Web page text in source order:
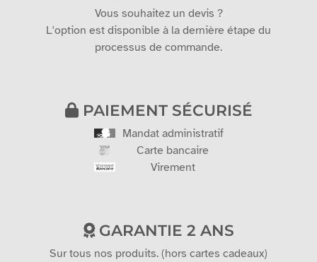
Vous souhaitez un devis ?
L'option est disponible à la dernière étape du
processus de commande.
PAIEMENT SÉCURISÉ
Mandat administratif
Carte bancaire
Virement
GARANTIE 2 ANS
Sur tous nos produits. (hors cartes cadeaux)